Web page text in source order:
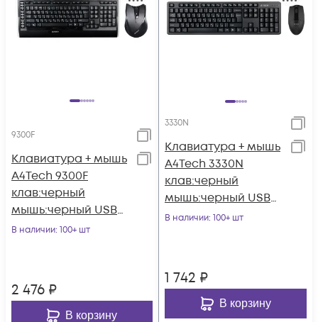
9300F
Клавиатура + мышь
A4Tech 9300F
клав:черный
мышь:черный USB
беспроводная
В наличии: 100+ шт
2 476 ₽
В корзину
3330N
Клавиатура + мышь
A4Tech 3330N
клав:черный
мышь:черный USB
беспроводная
В наличии: 100+ шт
1 742 ₽
В корзину